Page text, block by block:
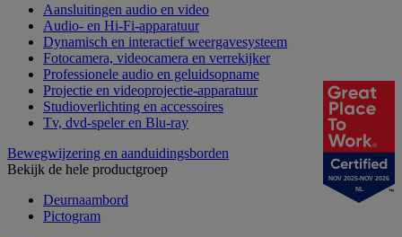
Aansluitingen audio en video
Audio- en Hi-Fi-apparatuur
Dynamisch en interactief weergavesysteem
Fotocamera, videocamera en verrekijker
Professionele audio en geluidsopname
Projectie en videoprojectie-apparatuur
Studioverlichting en accessoires
Tv, dvd-speler en Blu-ray
Bewegwijzering en aanduidingsborden
Bekijk de hele productgroep
Deurnaambord
Pictogram
NOV 2025-NOV 2026
NL